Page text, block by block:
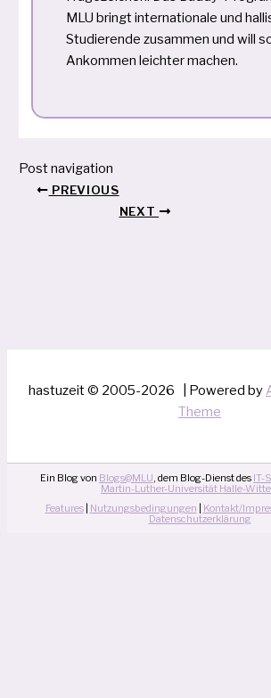
MLU bringt internationale und
Studierende zusammen und will
Ankommen leichter machen.
Post navigation
PREVIOUS
NEXT
hastuzeit © 2005-2026 | Powered by
Theme
Ein Blog von Blogs@MLU, dem Blog-Dienst des IT-
Martin-Luther-Universität Halle-
Features| Nutzungsbedingungen Kontakt/
Datenschutzerklärung